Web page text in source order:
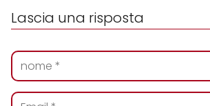
Lascia una risposta